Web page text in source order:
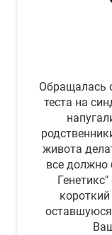
Обращалась
теста на
живота
все должно